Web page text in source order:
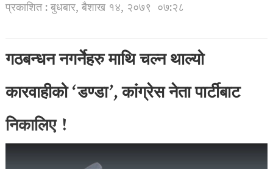
प्रकाशित : बुधबार, बैशाख १४, २०७९ ०७:२८
गठबन्धन नगर्नेहरु माथि चल्न थाल्यो
कारवाहीको ‘डण्डा’, कांग्रेस नेता पार्टीबाट
निकालिए !